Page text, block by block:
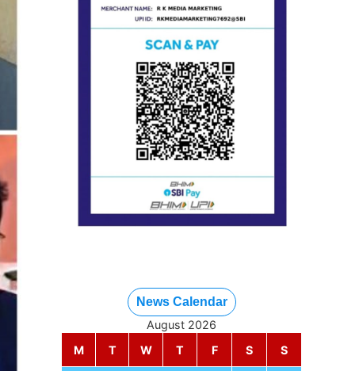
News Calendar
August 2026
M
T W T F S S